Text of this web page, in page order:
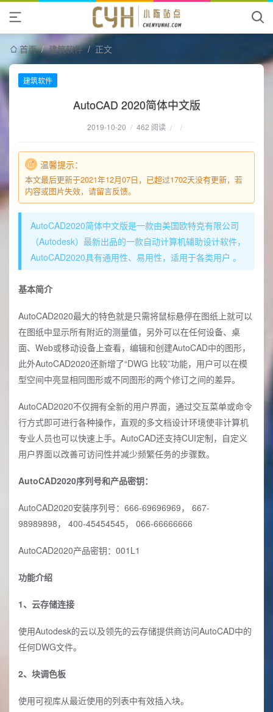
首页 / 建筑软件 / 正文
建筑软件
AutoCAD 2020简体中文版
2019-10-20 / 462 阅读 / /
温馨提示：
本文最后更新于2021年12月07日，已超过1702天没有更新，若
内容或图片失效，请留言反馈。
AutoCAD2020简体中文版是一款由美国欧特克有限公司
（Autodesk）最新出品的一款自动计算机辅助设计软件，
AutoCAD2020具有通用性、易用性，适用于各类用户 。
基本简介
AutoCAD2020最大的特色就是只需将鼠标悬停在图纸上就可以
在图纸中显示所有附近的测量值，另外可以在任何设备、桌
面、Web或移动设备上查看，编辑和创建AutoCAD中的图形，
此外AutoCAD2020还新增了“DWG 比较”功能，用户可以在模
型空间中亮显相同图形或不同图形的两个修订之间的差异。
AutoCAD2020不仅拥有全新的用户界面，通过交互菜单或命令
行方式即可进行各种操作，直观的多文档设计环境使非计算机
专业人员也可以快速上手。AutoCAD还支持CUI定制，自定义
用户界面以改善可访问性并减少频繁任务的步骤数。
AutoCAD2020序列号和产品密钥：
AutoCAD2020安装序列号：666-69696969， 667-
98989898， 400-45454545， 066-66666666
AutoCAD2020产品密钥：001L1
功能介绍
1、云存储连接
使用Autodesk的云以及领先的云存储提供商访问AutoCAD中的
任何DWG文件。
2、块调色板
使用可视库从最近使用的列表中有效插入块。